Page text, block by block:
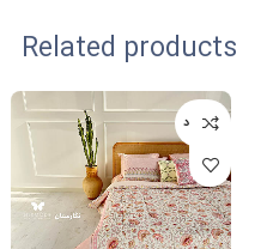
Related products
ناموجود